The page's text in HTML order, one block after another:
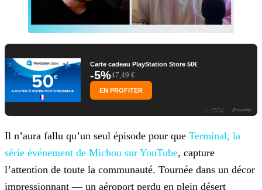
Carte cadeau PlayStation Store 50€
-5%47,49 €
EN PROFITER
Il n’aura fallu qu’un seul épisode pour que Terminal, la
série événement de Michou sur YouTube, capture
l’attention de toute la communauté. Tournée dans un décor
impressionnant — un aéroport perdu en plein désert